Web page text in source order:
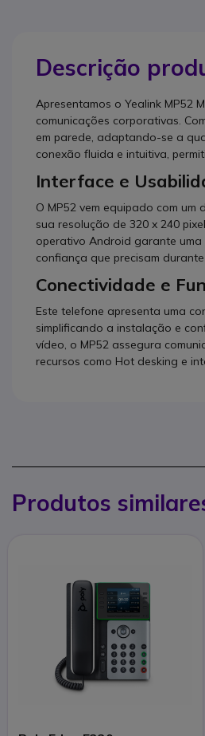
Descrição
Apresentamos o Yealink MP52
comunicações corporativas.
em parede, adaptando-se a
conexão fluida e intuitiva,
Interface e
O MP52 vem equipado com
sua resolução de 320 x 240
operativo Android garante
confiança que precisam
Conectividade e
Este telefone apresenta uma
simplificando a instalação e
vídeo, o MP52 assegura
recursos como Hot desking e
Produtos